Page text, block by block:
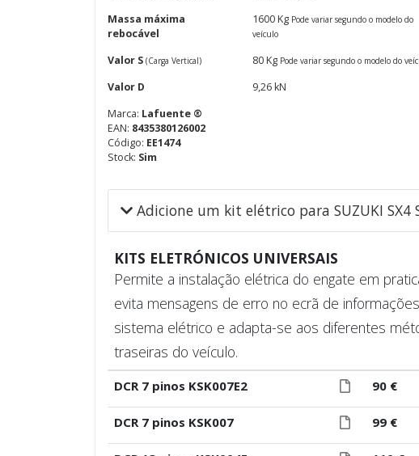
Massa máxima
rebocável
1600 Kg Pode variar segundo o modelo do
veículo
Valor S (Carga Vertical) 80 Kg Pode variar segundo o modelo do
Valor D
9,26 kN
Marca: Lafuente ®
EAN: 8435380126002
Código: EE1474
Stock: Sim
Adicione um kit elétrico para SUZUKI SX4
KITS ELETRÓNICOS UNIVERSAIS
Permite a instalação elétrica do engate em
evita mensagens de erro no ecrã de
sistema elétrico e adapta-se aos diferentes
traseiras do veículo.
DCR 7 pinos KSK007E2 90 €
DCR 7 pinos KSK007 99 €